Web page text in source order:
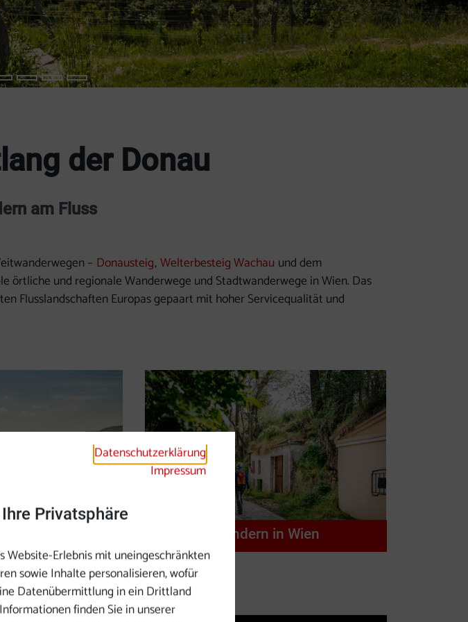
der Donau
am Fluss
– Donausteig,Welterbesteig Wachau und dem
örtliche und regionale Wanderwege und Stadtwanderwege in Wien. Das
Flusslandschaften Europas gepaart mit hoher Servicequalität und
Wandern in Wien
Datenschutzerklärung
Impressum
Privatsphäre
Website-Erlebnis mit uneingeschränkten
sowie Inhalte personalisieren, wofür
Datenübermittlung in ein Drittland
finden Sie in unserer